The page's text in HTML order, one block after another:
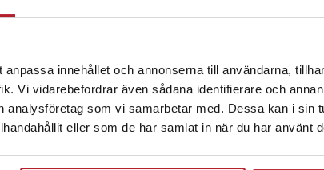
innehållet och annonserna till användarna,
Vi vidarebefordrar även sådana identifierare och
analysföretag som vi samarbetar med. Dessa kan i sin
eller som de har samlat in när du har använt
Wozinsky Invisible Film
skyddsfilm för Honor 90 Pro
Wozinsky
skyddsfilm